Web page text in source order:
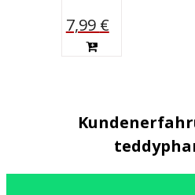
7,99 €